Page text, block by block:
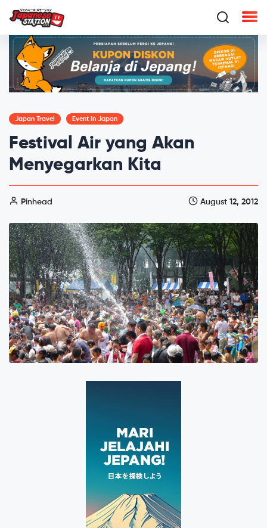
Japan Travel Event In Japan
Festival Air yang Akan
Menyegarkan Kita
Pinhead August 12, 2012